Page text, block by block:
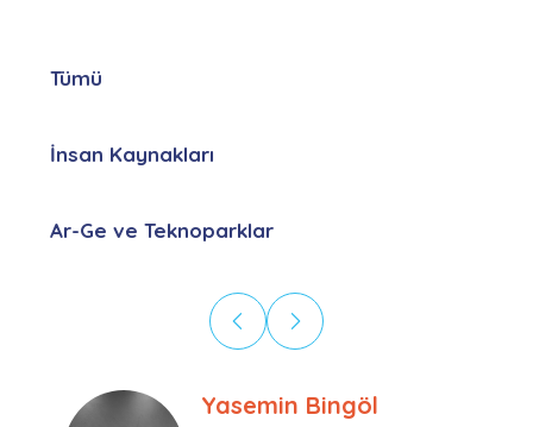
Tümü
İnsan Kaynakları
Ar-Ge ve Teknoparklar
Ebru Kural